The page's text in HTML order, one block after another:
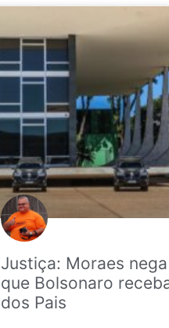
Justiça: Moraes
que Bolsonaro
dos Pais